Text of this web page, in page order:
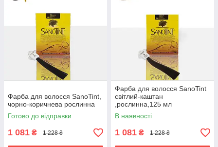
Фарба для волосся SanoTint,
чорно-коричнева рослинна
Готово до відправки
1 081 ₴ 1 228 ₴
Фарба для волосся SanoTint
світлий-каштан
,рослинна,125 мл
В наявності
1 081 ₴ 1 228 ₴